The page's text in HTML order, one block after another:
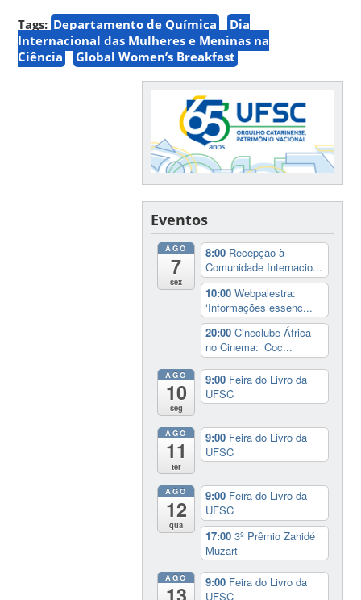
Tags: Departamento de Química
Dia
Internacional das Mulheres e Meninas na
Ciência
Global Women’s Breakfast
Eventos
AGO
7
sex
8:00 Recepção à
Comunidade Internacio...
10:00Webpalestra:
‘Informações essenc...
20:00Cineclube África
no Cinema: ‘Coc...
AGO
10
seg
9:00 Feira do Livro da
UFSC
AGO
11
ter
9:00 Feira do Livro da
UFSC
AGO
12
qua
9:00 Feira do Livro da
UFSC
17:003º Prêmio Zahidé
Muzart
AGO 9:00 Feira do Livro da
UFSC